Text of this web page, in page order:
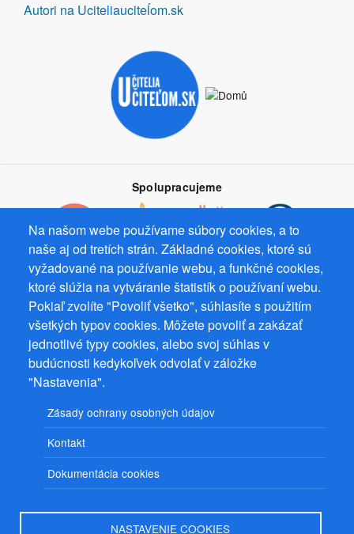
Na našom webe používame súbory cookies, a to
naše aj od tretích strán. Základné cookies, ktoré sú
vyžadované na používanie webu, a funkčné cookies,
ktoré slúžia na vytváranie štatistík o používaní webu.
Pokiaľ zvolíte "Povoliť všetko", súhlasíte s použitím
všetkých typov cookies. Môžete povoliť a zakázať
jednotlivé typy cookies, alebo svoj súhlas v
budúcnosti kedykoľvek odvolať v záložke
"Nastavenia".
Zásady ochrany osobných údajov
Kontakt
Dokumentácia cookies
NASTAVENIE COOKIES
Autori na Uciteliauciteĺom.sk
Spolupracujeme
Prevádzkovateľ: Mgr. Bc. Žaneta Radimecká, MBA, Ostrov 256, 561
22 Ostrov, IČ 08993033, DIČ CZ9161263958
© 2026PuzzleWebss.r.o.